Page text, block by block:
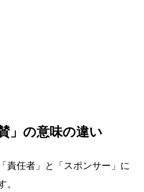
」の意味の違い
責任者」と「スポンサー」に
。